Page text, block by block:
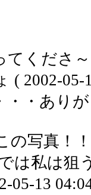
くださ
( 2002-05-
・あり
の写真！
は私は狙
05-13